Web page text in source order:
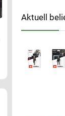
Aktuell